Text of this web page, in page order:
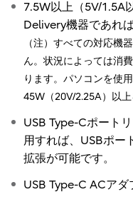
7.5W以上（5V/1.5A
Delivery機器であれ
（注）すべての対応機
ん。状況によっては消
ります。パソコンを使
45W（20V/2.25A）以上
USB Type-Cポート
用すれば、USBポー
拡張が可能です。
USB Type-C ACアダ